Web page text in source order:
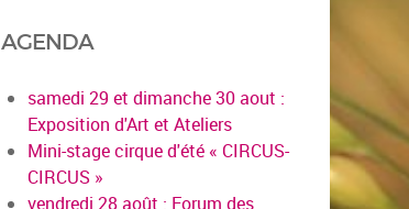
AGENDA
samedi 29 et dimanche 30 aout :
Exposition d'Art et Ateliers
Mini-stage cirque d'été « CIRCUS-
CIRCUS »
vendredi 28 août : Forum des